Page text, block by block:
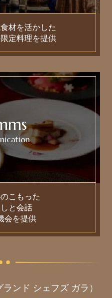
材を活かした
定料理を提供
こもった
と会話
会を提供
ランド シェフズ ガラ）